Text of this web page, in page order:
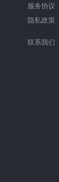
服务协议
隐私政策
联系我们